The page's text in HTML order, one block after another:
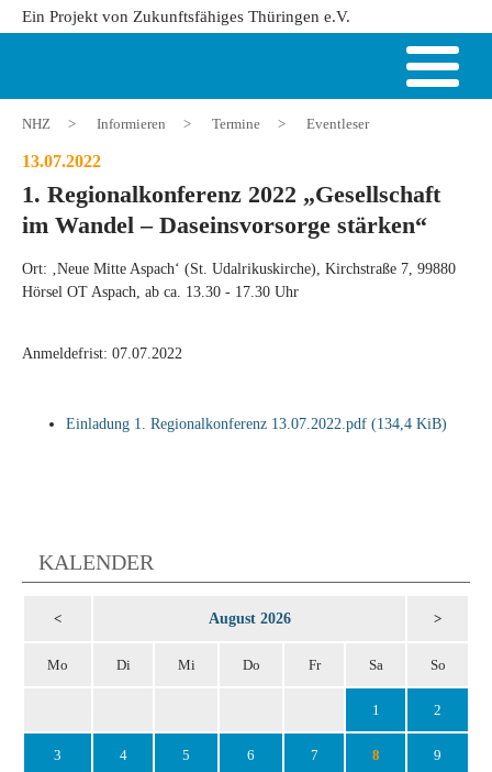
Ein Projekt von Zukunftsfähiges Thüringen e.V.
NHZ > Informieren > Termine > Eventleser
13.07.2022
1. Regionalkonferenz 2022 „Gesellschaft
im Wandel – Daseinsvorsorge stärken“
Ort: ‚Neue Mitte Aspach‘ (St. Udalrikuskirche), Kirchstraße 7, 99880
Hörsel OT Aspach, ab ca. 13.30 - 17.30 Uhr
Anmeldefrist: 07.07.2022
Einladung 1. Regionalkonferenz 13.07.2022.pdf (134,4 KiB)
KALENDER
< August 2026 >
Mo Di Mi Do Fr Sa So
1 2
3 4 5 6 7 8 9